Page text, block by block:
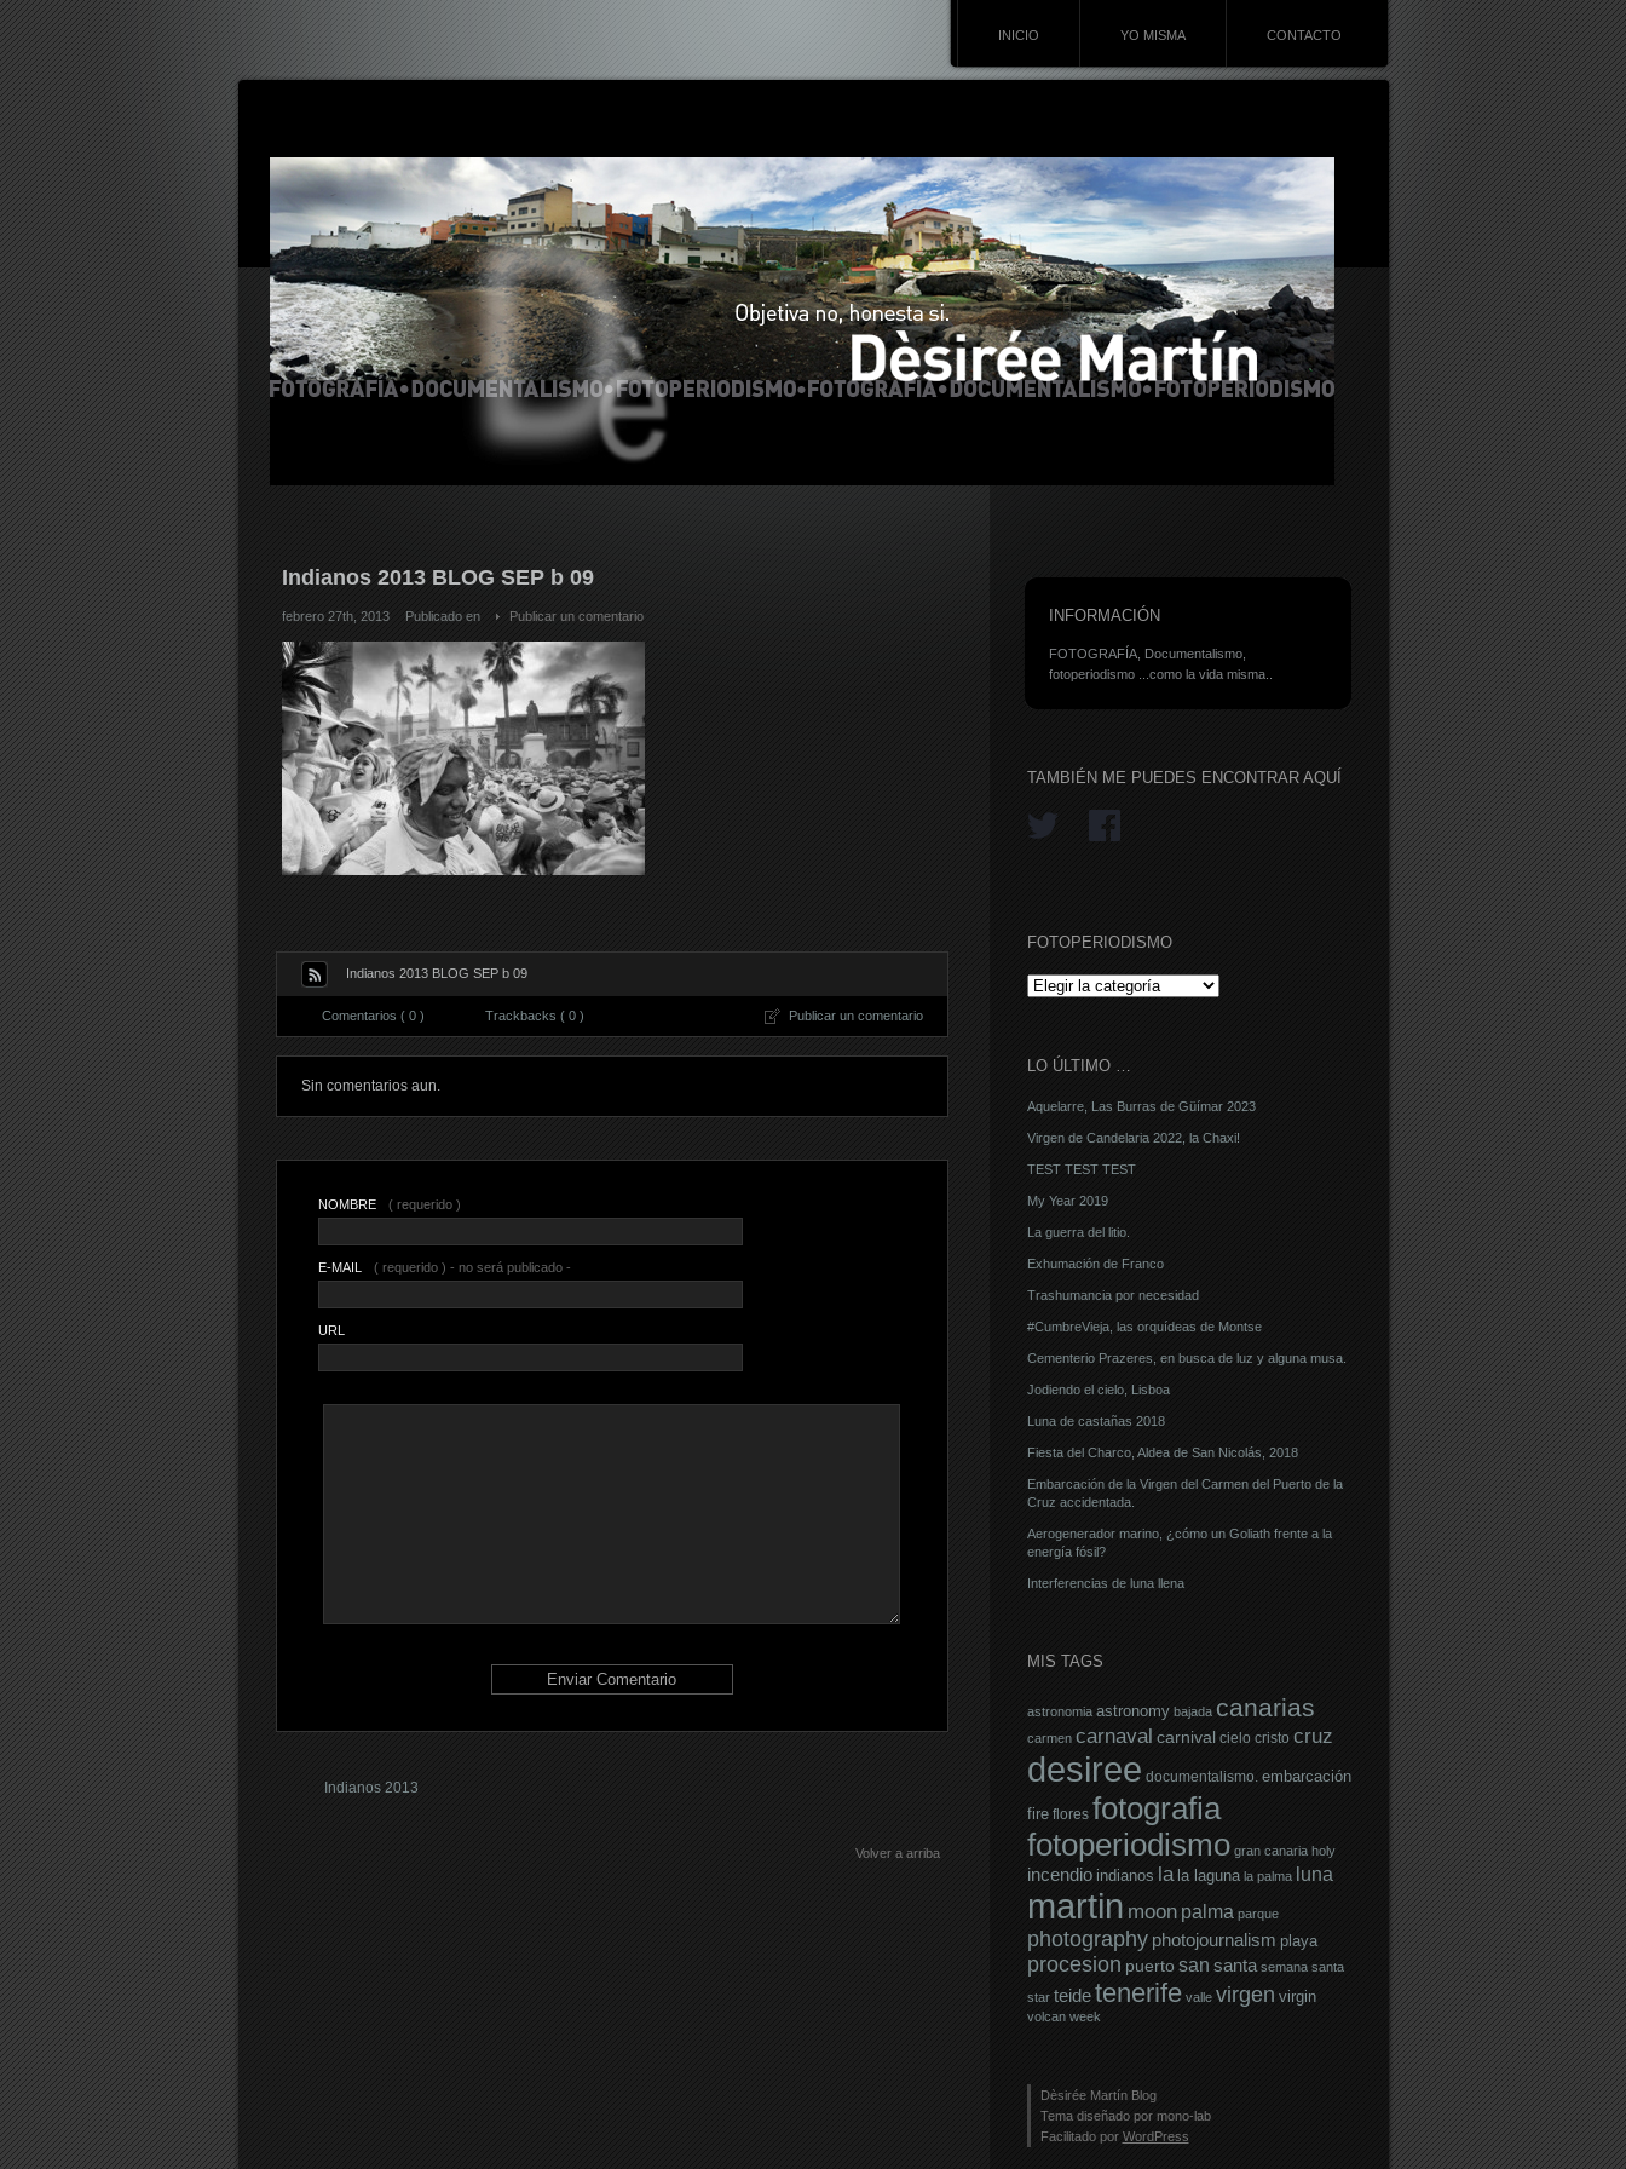
INICIO YO MISMA CONTACTO
Indianos 2013 BLOG SEP b 09
febrero 27th, 2013 Publicado en Publicar un comentario
Indianos 2013 BLOG SEP b 09
Comentarios ( 0 ) Trackbacks ( 0 ) Publicar un comentario
Sin comentarios aun.
NOMBRE ( requerido )
E-MAIL ( requerido ) - no será publicado -
URL
Indianos 2013
Volver a arriba
INFORMACIÓN
FOTOGRAFÍA, Documentalismo,
fotoperiodismo ...como la vida misma..
TAMBIÉN ME PUEDES ENCONTRAR AQUÍ
FOTOPERIODISMO
FOTOPERIODISMO
LO ÚLTIMO …
Aquelarre, Las Burras de Güímar 2023
Virgen de Candelaria 2022, la Chaxi!
TEST TEST TEST
My Year 2019
La guerra del litio.
Exhumación de Franco
Trashumancia por necesidad
#CumbreVieja, las orquídeas de Montse
Cementerio Prazeres, en busca de luz y alguna musa.
Jodiendo el cielo, Lisboa
Luna de castañas 2018
Fiesta del Charco, Aldea de San Nicolás, 2018
Embarcación de la Virgen del Carmen del Puerto de la
Cruz accidentada.
Aerogenerador marino, ¿cómo un Goliath frente a la
energía fósil?
Interferencias de luna llena
MIS TAGS
astronomia astronomy bajada canarias
carmen carnaval carnival cielo cristo cruz
desiree documentalismo. embarcación
fire flores fotografia
fotoperiodismo gran canaria holy
incendio indianos la la laguna la palma luna
martin moon palma parque
photography photojournalism playa
procesion puerto san santa semana santa
star teide tenerife valle virgen virgin
volcan week
Dèsirée Martín Blog
Tema diseñado por mono-lab
Facilitado por WordPress